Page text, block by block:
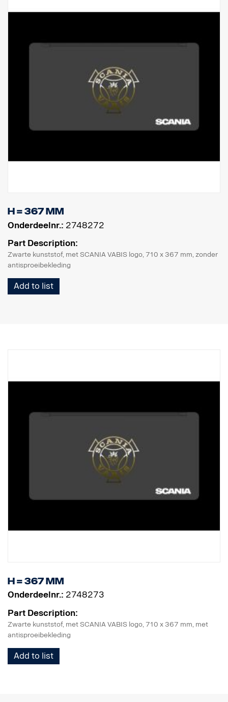
H = 367 mm
Onderdeelnr.: 2748272
Part Description:
Zwarte kunststof, met SCANIA VABIS logo, 710 x 367 mm, zonder
antisproeibekleding
Add to list
H = 367 mm
Onderdeelnr.: 2748273
Part Description:
Zwarte kunststof, met SCANIA VABIS logo, 710 x 367 mm, met
antisproeibekleding
Add to list